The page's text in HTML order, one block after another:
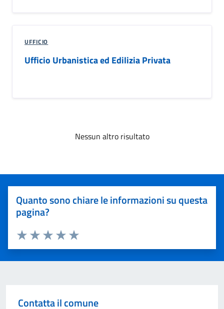
UFFICIO
Ufficio Urbanistica ed Edilizia Privata
Nessun altro risultato
Quanto sono chiare le informazioni su questa
pagina?
Valuta 5 stelle su 5
Valuta 4 stelle su 5
Valuta 3 stelle su 5
Valuta 2 stelle su 5
Valuta 1 stelle su 5
Contatta il comune